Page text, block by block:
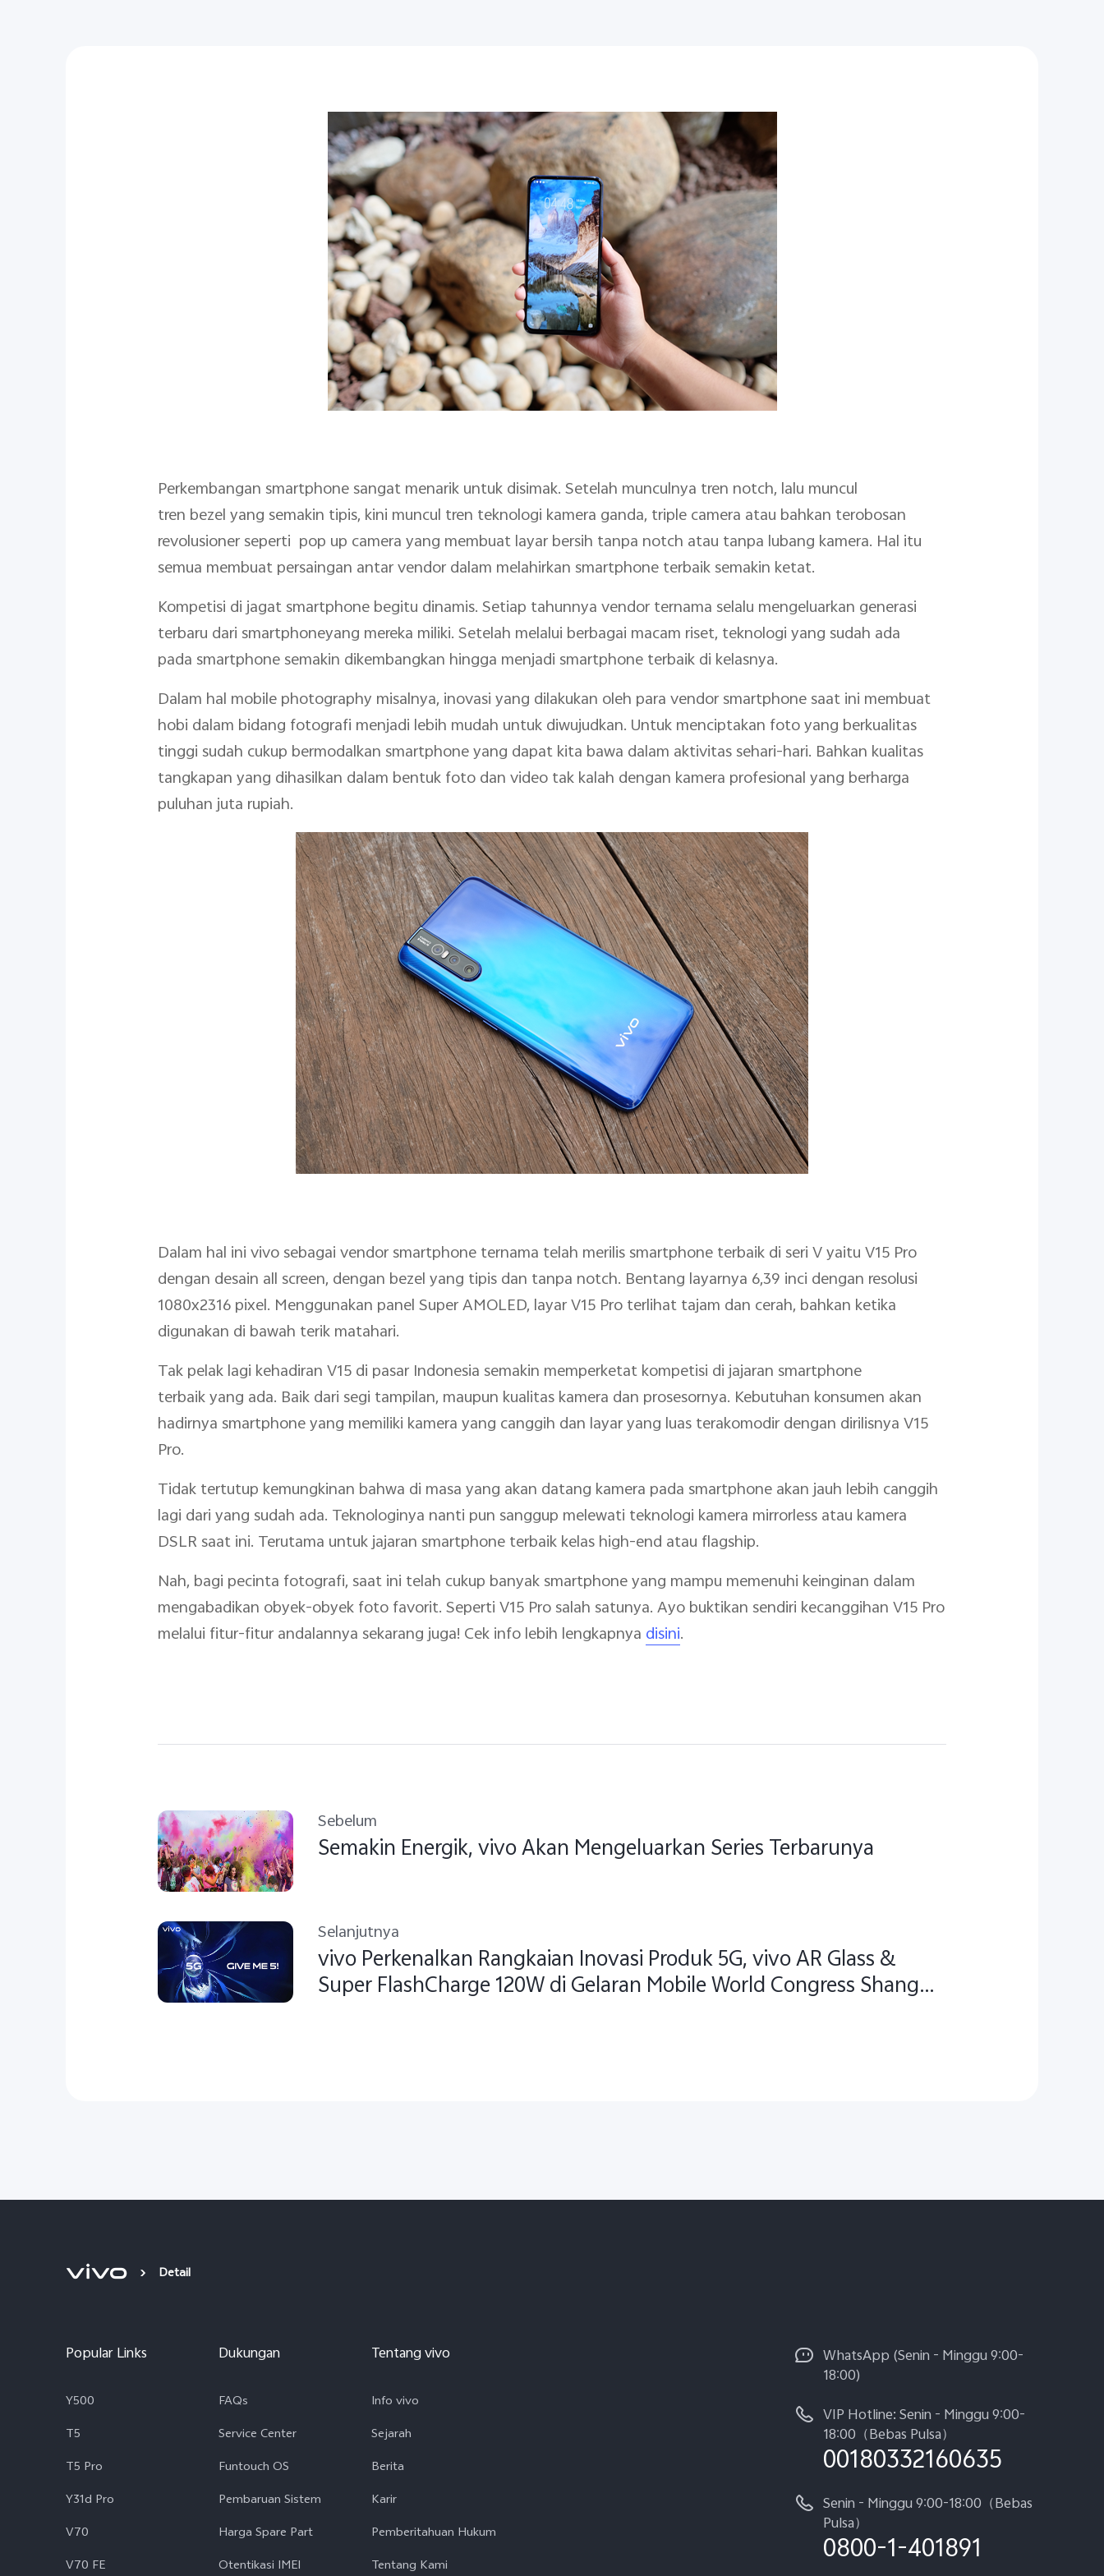
Perkembangan smartphone sangat menarik untuk disimak. Setelah munculnya tren notch, lalu muncul
tren bezel yang semakin tipis, kini muncul tren teknologi kamera ganda, triple camera atau bahkan terobosan
revolusioner seperti pop up camera yang membuat layar bersih tanpa notch atau tanpa lubang kamera. Hal itu
semua membuat persaingan antar vendor dalam melahirkan smartphone terbaik semakin ketat.
Kompetisi di jagat smartphone begitu dinamis. Setiap tahunnya vendor ternama selalu mengeluarkan generasi
terbaru dari smartphoneyang mereka miliki. Setelah melalui berbagai macam riset, teknologi yang sudah ada
pada smartphone semakin dikembangkan hingga menjadi smartphone terbaik di kelasnya.
Dalam hal mobile photography misalnya, inovasi yang dilakukan oleh para vendor smartphone saat ini membuat
hobi dalam bidang fotografi menjadi lebih mudah untuk diwujudkan. Untuk menciptakan foto yang berkualitas
tinggi sudah cukup bermodalkan smartphone yang dapat kita bawa dalam aktivitas sehari-hari. Bahkan kualitas
tangkapan yang dihasilkan dalam bentuk foto dan video tak kalah dengan kamera profesional yang berharga
puluhan juta rupiah.
Dalam hal ini vivo sebagai vendor smartphone ternama telah merilis smartphone terbaik di seri V yaitu V15 Pro
dengan desain all screen, dengan bezel yang tipis dan tanpa notch. Bentang layarnya 6,39 inci dengan resolusi
1080x2316 pixel. Menggunakan panel Super AMOLED, layar V15 Pro terlihat tajam dan cerah, bahkan ketika
digunakan di bawah terik matahari.
Tak pelak lagi kehadiran V15 di pasar Indonesia semakin memperketat kompetisi di jajaran smartphone
terbaik yang ada. Baik dari segi tampilan, maupun kualitas kamera dan prosesornya. Kebutuhan konsumen akan
hadirnya smartphone yang memiliki kamera yang canggih dan layar yang luas terakomodir dengan dirilisnya V15
Pro.
Tidak tertutup kemungkinan bahwa di masa yang akan datang kamera pada smartphone akan jauh lebih canggih
lagi dari yang sudah ada. Teknologinya nanti pun sanggup melewati teknologi kamera mirrorless atau kamera
DSLR saat ini. Terutama untuk jajaran smartphone terbaik kelas high-end atau flagship.
Nah, bagi pecinta fotografi, saat ini telah cukup banyak smartphone yang mampu memenuhi keinginan dalam
mengabadikan obyek-obyek foto favorit. Seperti V15 Pro salah satunya. Ayo buktikan sendiri kecanggihan V15 Pro
melalui fitur-fitur andalannya sekarang juga! Cek info lebih lengkapnya disini.
Sebelum
Semakin Energik, vivo Akan Mengeluarkan Series Terbarunya
Selanjutnya
vivo Perkenalkan Rangkaian Inovasi Produk 5G, vivo AR Glass &
Super FlashCharge 120W di Gelaran Mobile World Congress Shanghai
Detail
Popular Links
Y500
T5
T5 Pro
Y31d Pro
V70
V70 FE
Dukungan
FAQs
Service Center
Funtouch OS
Pembaruan Sistem
Harga Spare Part
Otentikasi IMEI
Tentang vivo
Info vivo
Sejarah
Berita
Karir
Pemberitahuan Hukum
Tentang Kami
WhatsApp (Senin - Minggu 9:00-
18:00)
VIP Hotline: Senin - Minggu 9:00-
18:00（Bebas Pulsa）
00180332160635
Senin - Minggu 9:00-18:00（Bebas
Pulsa）
0800-1-401891